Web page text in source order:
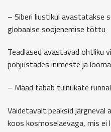
– Siberi liustikul avastatakse
globaalse soojenemise tõttu
Teadlased avastavad ohtliku
põhjustades inimeste ja
– Maad tabab tulnukate
Väidetavalt peaksid järgneval
koos kosmoselaevaga, mis ei